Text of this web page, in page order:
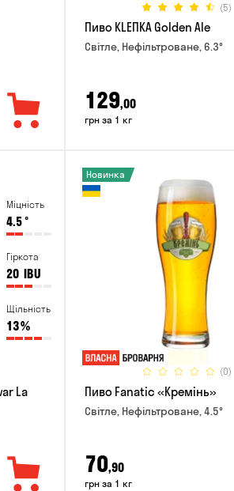
(5)
Пиво KLEПКА Golden Ale
Світле, Нефільтроване, 6.3°
129,00
грн за 1 кг
Міцність
4.5°
Гіркота
20 IBU
Щільність
13%
La
(0)
Новинка
Пиво Fanatic «Кремінь»
Світле, Нефільтроване, 4.5°
70,90
грн за 1 кг